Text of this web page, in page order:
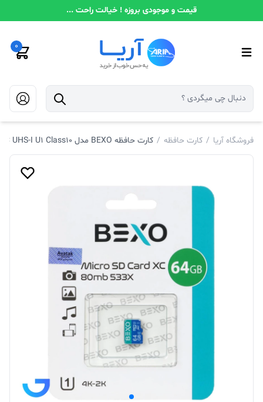
قیمت و موجودی بروزه ! خیالت راحت ...
0
فروشگاه آریا / کارت حافظه / کارت حافظه BEXO مدل 533X microSDXC UHS-I U1 Class10 با سرعت 80 مگابایت بر ثانیه و ظرفیت 64 گیگابایت